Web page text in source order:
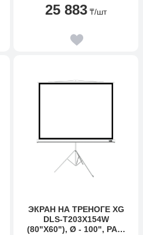
25 883 ₸/шт
ЭКРАН НА ТРЕНОГЕ XG
DLS-T203X154W
(80"Х60"), Ø - 100", РАБ.